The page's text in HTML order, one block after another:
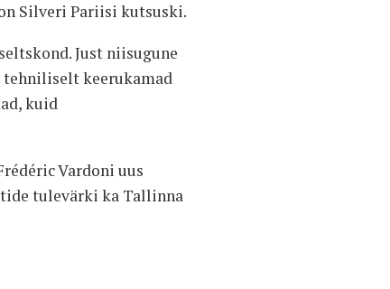
Silveri Pariisi kutsuski.
Just niisugune
tehniliselt keerukamad
kuid
Vardoni uus
tulevärki ka Tallinna